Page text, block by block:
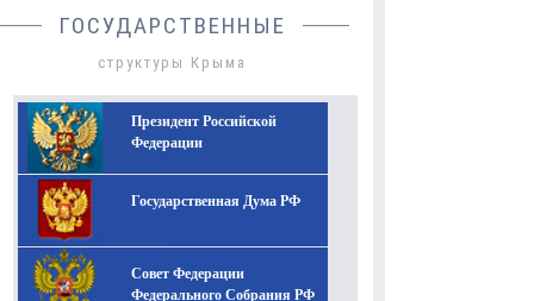
ГОСУДАРСТВЕННЫЕ
структуры Крыма
Президент Российской
Федерации
Государственная Дума РФ
Совет Федерации
Федерального Собрания РФ